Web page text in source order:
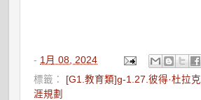
- 1月 08, 2024
標籤： [G1.教育類]g-1.27.彼得·杜拉克
涯規劃